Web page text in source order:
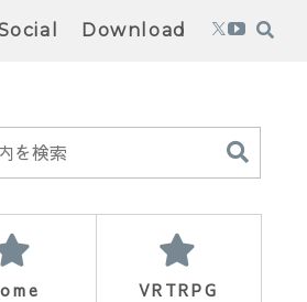
Download
VRTRPG